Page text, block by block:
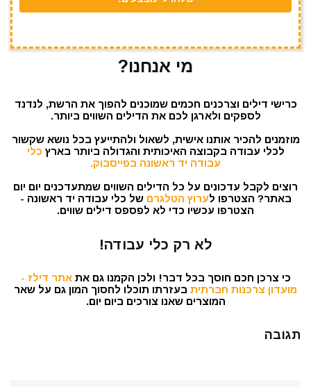
מי אנחנו?
כרישי דילים וצרכנים חכמים שמוכנים להפוך את הרשת, לנדנד
לספקים ולארגן לכם את הדילים השווים ביותר.
מוזמנים להכיר אותנו אישית, לשאול ולהתייעץ בכל נושא שקשור
לכלי עבודה בקבוצה האיכותית והגדולה ביותר בארץ כלי
עבודה יד ראשונה בפייסבוק.
רוצים לקבל עדכונים על כל הדילים השווים שמתעדכנים יום יום
באתר? הצטרפו לערוץ הטלגרם של כלי עבודה יד ראשונה -
הצטרפו עכשיו כדי לא לפספס דילים שווים.
לא רק כלי עבודה!
כי צרכן חכם חוסך בכל דבר! ולכן הקמנו גם אתאתר דילז -
מועדון צרכנות חברתית בעזרתו תוכלו לחסוך המון גם על שאר
המוצרים שאנו צורכים ביום יום.
תגובה